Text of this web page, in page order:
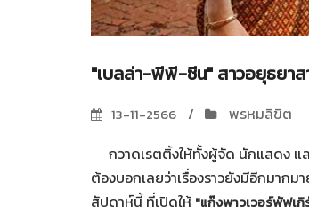
"เบลล่า-พีพี-ซีน" สาวอยุธยาส
13-11-2566
พรหมลิขิต
กวาดเรตติ้งให้ทั้งผู้จัด นักแสดง แ
ต้องบอกเลยว่าเรื่องราวยังมีอีกมากม
สัปดาห์นี้ ที่เปิดให้ "แก๊งพาวเวอร์พัฟเ